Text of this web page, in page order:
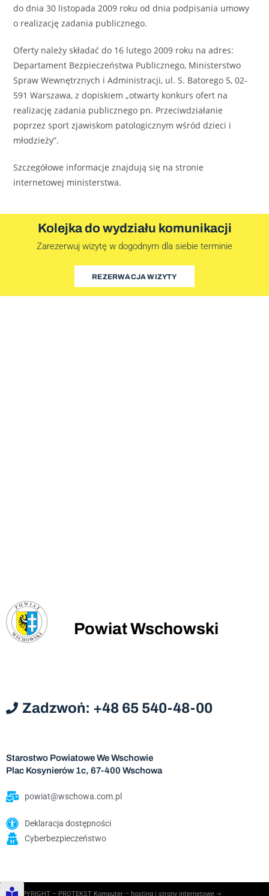
do dnia 30 listopada 2009 roku od dnia podpisania umowy
o realizację zadania publicznego.
Oferty należy składać do 16 lutego 2009 roku na adres:
Departament Bezpieczeństwa Publicznego, Ministerstwo
Spraw Wewnętrznych i Administracji, ul. S. Batorego 5, 02-
591 Warszawa, z dopiskiem „otwarty konkurs ofert na
realizację zadania publicznego pn. Przeciwdziałanie
poprzez sport zjawiskom patologicznym wśród dzieci i
młodzieży”.
Szczegółowe informacje znajdują się na stronie
internetowej ministerstwa.
Kolejka do wydziału komunikacji
Zarezerwuj wizytę w dogodnym dla siebie terminie
REZERWACJA WIZYTY
Powiat Wschowski
Zadzwoń: +48 65 540-48-00
Starostwo Powiatowe We Wschowie
Plac Kosynierów 1c, 67-400 Wschowa
powiat@wschowa.com.pl
Deklaracja dostępności
Cyberbezpieczeństwo
© COPYRIGHT – PROTEKST Komputer – hosting i strony internetowe ->